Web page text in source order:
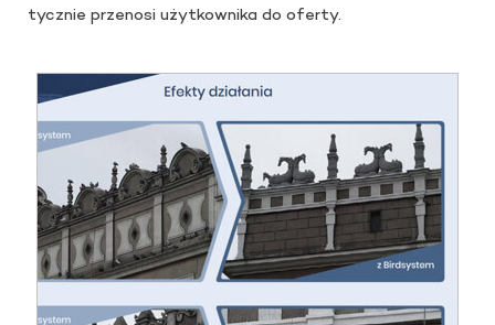
tycz­nie prze­no­si użyt­kow­ni­ka do ofer­ty.